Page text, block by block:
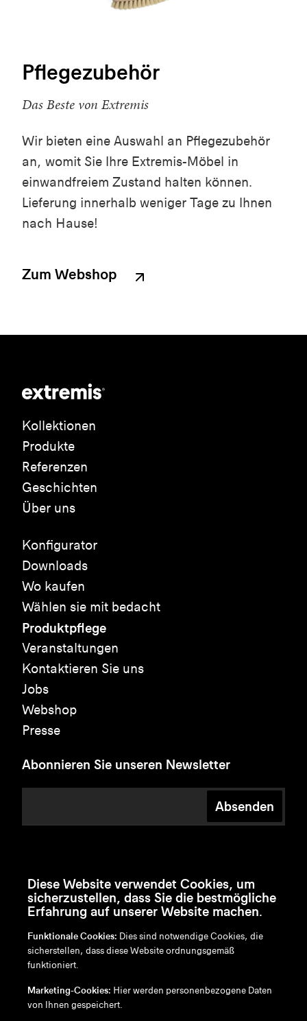
Pflegezubehör
Das Beste von Extremis
Wir bieten eine Auswahl an Pflegezubehör
an, womit Sie Ihre Extremis-Möbel in
einwandfreiem Zustand halten können.
Lieferung innerhalb weniger Tage zu Ihnen
nach Hause!
Zum Webshop
Kollektionen
Produkte
Referenzen
Geschichten
Über uns
Konfigurator
Downloads
Wo kaufen
Wählen sie mit bedacht
Produktpflege
Veranstaltungen
Kontaktieren Sie uns
Jobs
Webshop
Presse
Abonnieren Sie unseren Newsletter
Absenden
en/nl/fr/de
Disclaimer
Diese Website verwendet Cookies, um
sicherzustellen, dass Sie die bestmögliche
Erfahrung auf unserer Website machen.
Funktionale Cookies: Dies sind notwendige Cookies, die
sicherstellen, dass diese Website ordnungsgemäß
funktioniert.
Marketing-Cookies: Hier werden personenbezogene Daten
von Ihnen gespeichert.